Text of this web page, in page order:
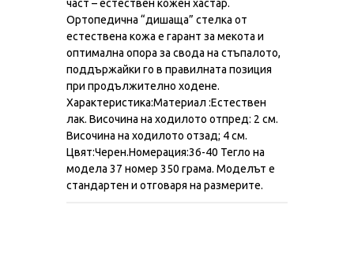
част – естествен кожен хастар.
Ортопедична “дишаща” стелка от
естествена кожа е гарант за мекота и
оптимална опора за свода на стъпалото,
поддържайки го в правилната позиция
при продължително ходене.
Характеристика:Материал :Естествен
лак. Височина на ходилото отпред: 2 см.
Височина на ходилото отзад; 4 см.
Цвят:Черен.Номерация:36-40 Тегло на
модела 37 номер 350 грама. Моделът е
стандартен и отговаря на размерите.